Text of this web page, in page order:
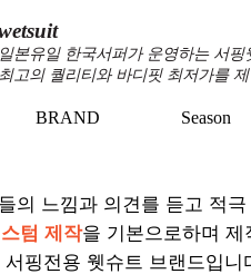
일본유일 한국서퍼가 운영하는 서
최고의 퀄리티와 바디핏 최저가를
BRAND
Season
의 느낌과 의견를 듣고 적
텀 제작을 기본으로하며
핑전용 웻슈트 브랜드입니